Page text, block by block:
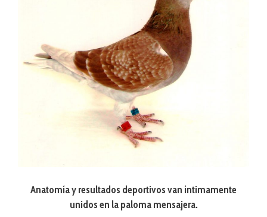
Anatomía y resultados deportivos van íntimamente
unidos en la paloma mensajera.